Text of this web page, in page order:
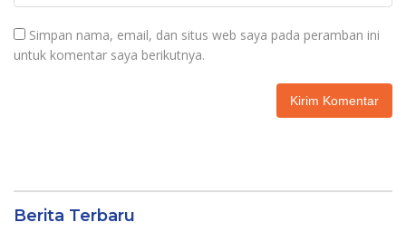
Simpan nama, email, dan situs web saya pada peramban ini
untuk komentar saya berikutnya.
Berita Terbaru